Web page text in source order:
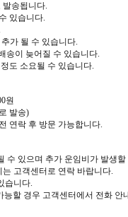
발송됩니다.
있습니다.
가 될 수 있습니다.
송이 늦어질 수 있습니다.
도 소요될 수 있습니다.
원
발송)
연락 후 방문 가능합니다.
수 있으며 추가 운임비가 발생
고객센터로 연락 바랍니다.
습니다.
능할 경우 고객센터에서 전화 안